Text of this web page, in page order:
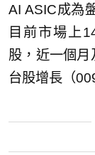
AI ASIC成為
目前市場上
股，近一個
台股增長（